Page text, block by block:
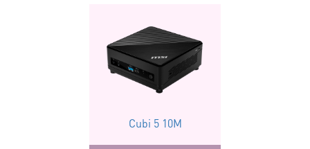
Cubi 5 10M